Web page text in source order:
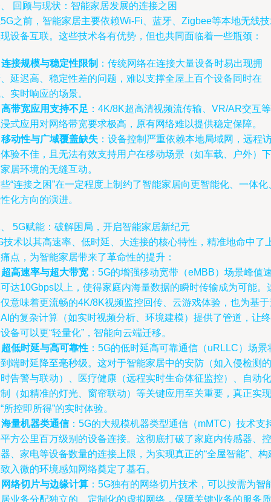
回顾与现状：智能家居发展的连接之困
之前，智能家居主要依赖Wi-Fi、蓝牙、Zigbee等本地无线
设备互联。这些技术各有优势，但也共同面临着一些瓶颈：
连接规模与稳定性限制 ：传统网络在连接大量设备时易出现拥
延迟高、稳定性差的问题，难以支撑全屋上百个设备同时在
实时响应的场景。
高带宽应用支持不足 ：4K/8K超高清视频流传输、VR/AR交互等
式应用对网络带宽要求极高，原有网络难以提供稳定保障。
移动性与广域覆盖缺失 ：设备控制严重依赖本地局域网，远程
验不佳，且无法有效支持用户在移动场景（如车载、户外）下
居环境的无缝互动。
“连接之困”在一定程度上制约了智能家居向更智能化、一体化
化方向的演进。
5G赋能：破解困局，开启智能家居新纪元
技术以其高速率、低时延、大连接的核心特性，精准地命中了
点，为智能家居带来了革命性的提升：
超高速率与超大带宽 ：5G的增强移动宽带（eMBB）场景峰值
达10Gbps以上，使得家庭内海量数据的瞬时传输成为可能。
意味着更流畅的4K/8K视频监控回传、云游戏体验，也为基于
的复杂计算（如实时视频分析、环境建模）提供了管道，让终
备可以更“轻量化”，智能向云端迁移。
超低时延与高可靠性 ：5G的低时延高可靠通信（uRLLC）场景
端时延降至毫秒级。这对于智能家居中的安防（如入侵检测的
告警与联动）、医疗健康（远程实时生命体征监控）、自动化
（如精准的灯光、窗帘联动）等关键应用至关重要，真正实现
所控即所得”的实时体验。
海量机器类通信：5G的大规模机器类型通信（mMTC）技术支
方公里百万级别的设备连接。这彻底打破了家庭内传感器、控
、家电等设备数量的连接上限，为实现真正的“全屋智能”、构
入微的环境感知网络奠定了基石。
网络切片与边缘计算 ：5G独有的网络切片技术，可以按需为智
业务分配独立的、定制化的虚拟网络，保障关键业务的服务质